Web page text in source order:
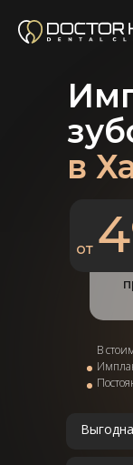
в
В
от